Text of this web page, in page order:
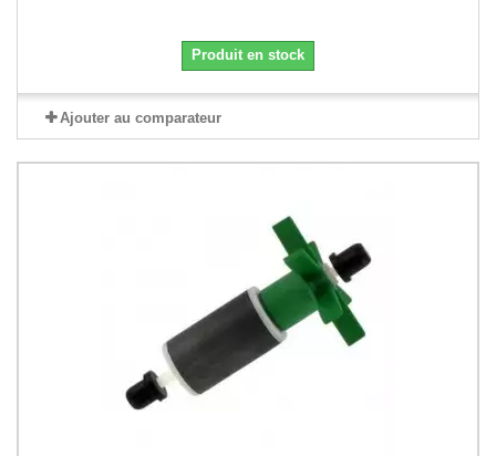
Produit en stock
Ajouter au comparateur